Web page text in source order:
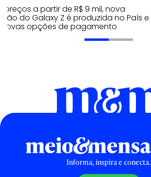
preços a partir de R$ 9 mil, nova
do Galaxy Z é produzida no País e
opções de pagamento
Informa, inspira e conecta.